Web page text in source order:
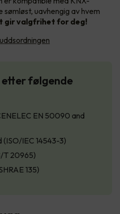
uavhengig av hvem
gir valgfrihet for deg!
følgende
EN 50090 and
IEC 14543-3)
T 20965)
135)